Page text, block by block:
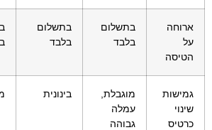
ארוחה
על
הטיסה
בתשלום
בלבד
בתשלום
בלבד
גמישות
שינוי
כרטיס
מוגבלת,
עמלה
גבוהה
בינונית